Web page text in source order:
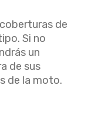
de
Si no
un
de sus
de la moto.